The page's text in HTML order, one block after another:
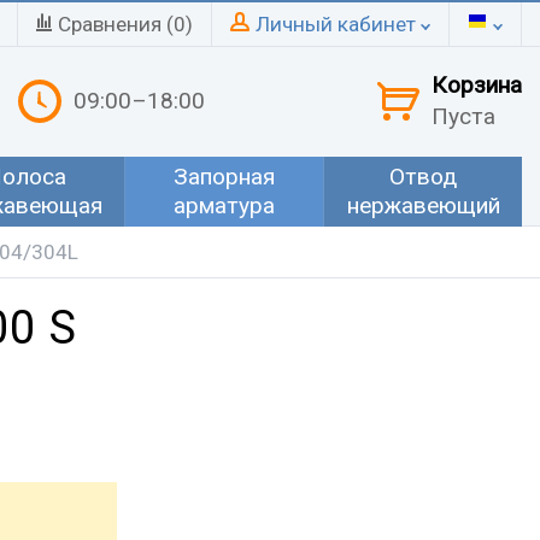
Сравнения (0) Личный кабинет
09:00–18:00
Корзина
Пуста
Запорная
арматура
Отвод
нержавеющий
304L
S